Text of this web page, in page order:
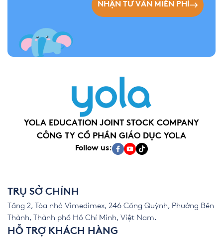
NHẬN TƯ VẤN MIỄN PHÍ
YOLA EDUCATION JOINT STOCK COMPANY
CÔNG TY CỔ PHẦN GIÁO DỤC YOLA
Follow us:
TRỤ SỞ CHÍNH
Tầng 2, Tòa nhà Vimedimex, 246 Cống Quỳnh, Phường Bến
Thành, Thành phố Hồ Chí Minh, Việt Nam.
HỖ TRỢ KHÁCH HÀNG